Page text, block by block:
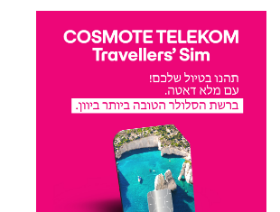
צריכים עזרה? המלצה? משהו לא ברור? השאירו
נקח את זה משם עד לחופשה שלכם ביוון.